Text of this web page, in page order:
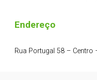
Endereço
Rua Portugal 58 – Centro